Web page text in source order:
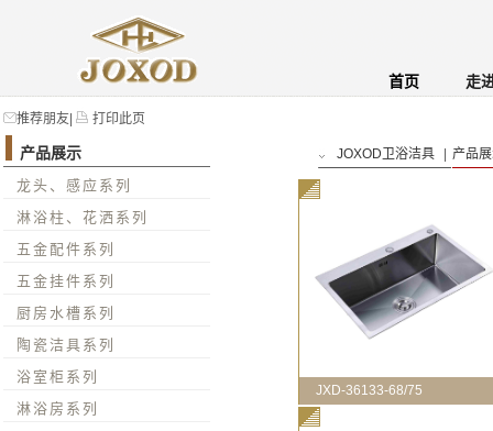
首页 走
推荐朋友 打印此页
产品展示
龙头、感应系列
淋浴柱、花洒系列
五金配件系列
五金挂件系列
厨房水槽系列
陶瓷洁具系列
浴室柜系列
淋浴房系列
JOXOD卫浴洁具 产品
JXD-36133-68/75